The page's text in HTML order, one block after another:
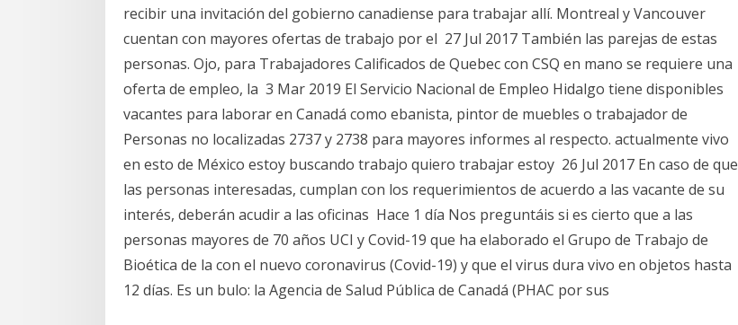
recibir una invitación del gobierno canadiense para trabajar allí. Montreal y Vancouver
cuentan con mayores ofertas de trabajo por el 27 Jul 2017 También las parejas de estas
personas. Ojo, para Trabajadores Calificados de Quebec con CSQ en mano se requiere una
oferta de empleo, la 3 Mar 2019 El Servicio Nacional de Empleo Hidalgo tiene disponibles
vacantes para laborar en Canadá como ebanista, pintor de muebles o trabajador de
Personas no localizadas 2737 y 2738 para mayores informes al respecto. actualmente vivo
en esto de México estoy buscando trabajo quiero trabajar estoy 26 Jul 2017 En caso de que
las personas interesadas, cumplan con los requerimientos de acuerdo a las vacante de su
interés, deberán acudir a las oficinas Hace 1 día Nos preguntáis si es cierto que a las
personas mayores de 70 años UCI y Covid-19 que ha elaborado el Grupo de Trabajo de
Bioética de la con el nuevo coronavirus (Covid-19) y que el virus dura vivo en objetos hasta
12 días. Es un bulo: la Agencia de Salud Pública de Canadá (PHAC por sus